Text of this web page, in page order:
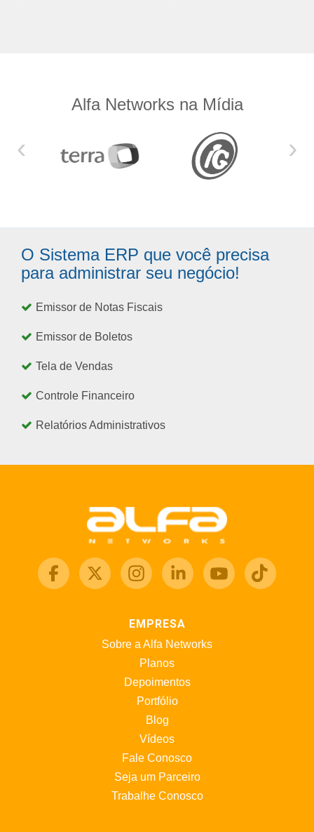
Alfa Networks na Mídia
‹ ›
O Sistema ERP que você precisa
para administrar seu negócio!
Emissor de Notas Fiscais
Emissor de Boletos
Tela de Vendas
Controle Financeiro
Relatórios Administrativos
EMPRESA
Sobre a Alfa Networks
Planos
Depoimentos
Portfólio
Blog
Vídeos
Fale Conosco
Seja um Parceiro
Trabalhe Conosco